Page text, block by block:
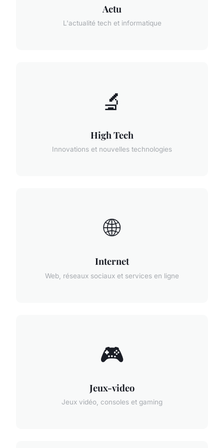
Actu
L'actualité tech et informatique
🔬
High Tech
Innovations et nouvelles technologies
🌐
Internet
Web, réseaux sociaux et services en ligne
🎮
Jeux-video
Jeux vidéo, consoles et gaming